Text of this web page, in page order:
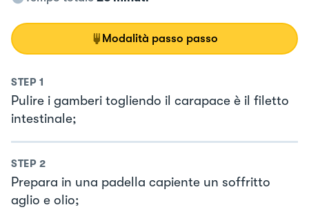
Modalità passo passo
STEP 1
Pulire i gamberi togliendo il carapace è il filetto
intestinale;
STEP 2
Prepara in una padella capiente un soffritto
aglio e olio;